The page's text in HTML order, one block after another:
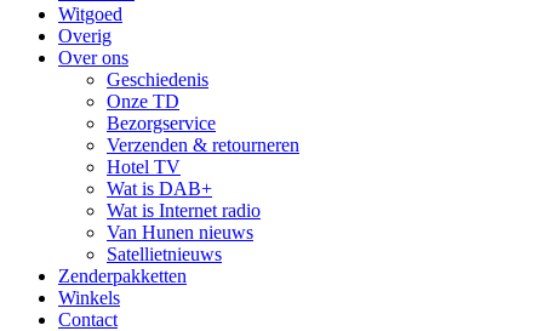
Witgoed
Overig
Over ons
Geschiedenis
Onze TD
Bezorgservice
Verzenden & retourneren
Hotel TV
Wat is DAB+
Wat is Internet radio
Van Hunen nieuws
Satellietnieuws
Zenderpakketten
Winkels
Contact